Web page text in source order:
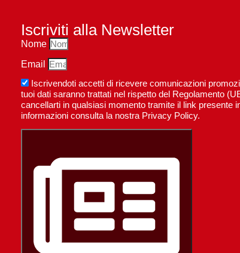
Iscriviti alla Newsletter
Nome
Email
Iscrivendoti accetti di ricevere comunicazioni
tuoi dati saranno trattati nel rispetto del Regolamento
cancellarti in qualsiasi momento tramite il link presente
informazioni consulta la nostra Privacy Policy.